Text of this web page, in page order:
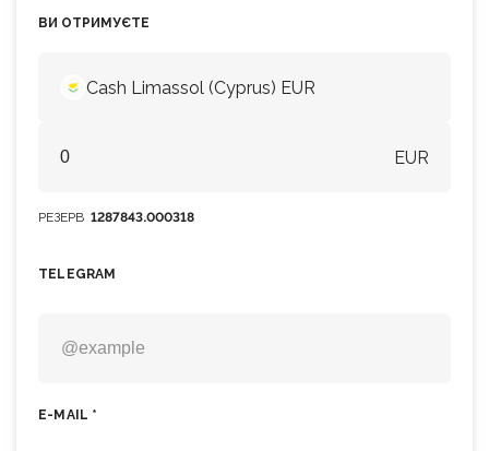
ВИ ОТРИМУЄТЕ
Cash Limassol (Cyprus) EUR
EUR
РЕЗЕРВ 1287843.000318
TELEGRAM
E-MAIL *